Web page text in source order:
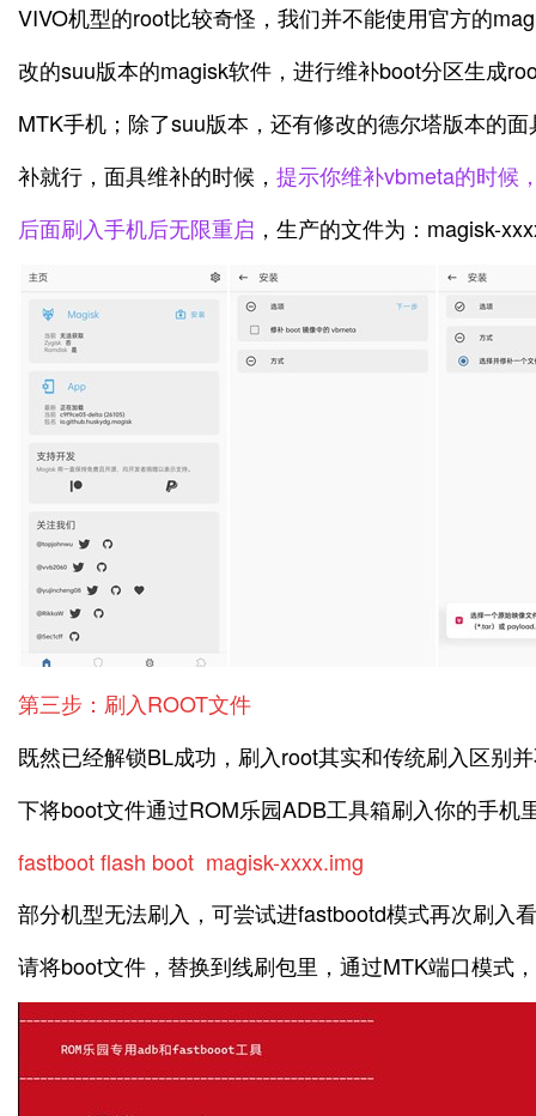
VIVO机型的root比较奇怪，我们并不能使用官方的
改的suu版本的magisk软件，进行维补boot分区生成
MTK手机；除了suu版本，还有修改的德尔塔版本的
补就行，面具维补的时候， 提示你维补vbmeta的时候
后面刷入手机后无限重启 ，生产的文件为：magisk-
第三步：刷入ROOT文件
既然已经解锁BL成功，刷入root其实和传统刷入区别
下将boot文件通过ROM乐园ADB工具箱刷入你的手机
fastboot flash boot magisk-xxxx.img
部分机型无法刷入，可尝试进fastbootd模式再次刷入
请将boot文件，替换到线刷包里，通过MTK端口模式